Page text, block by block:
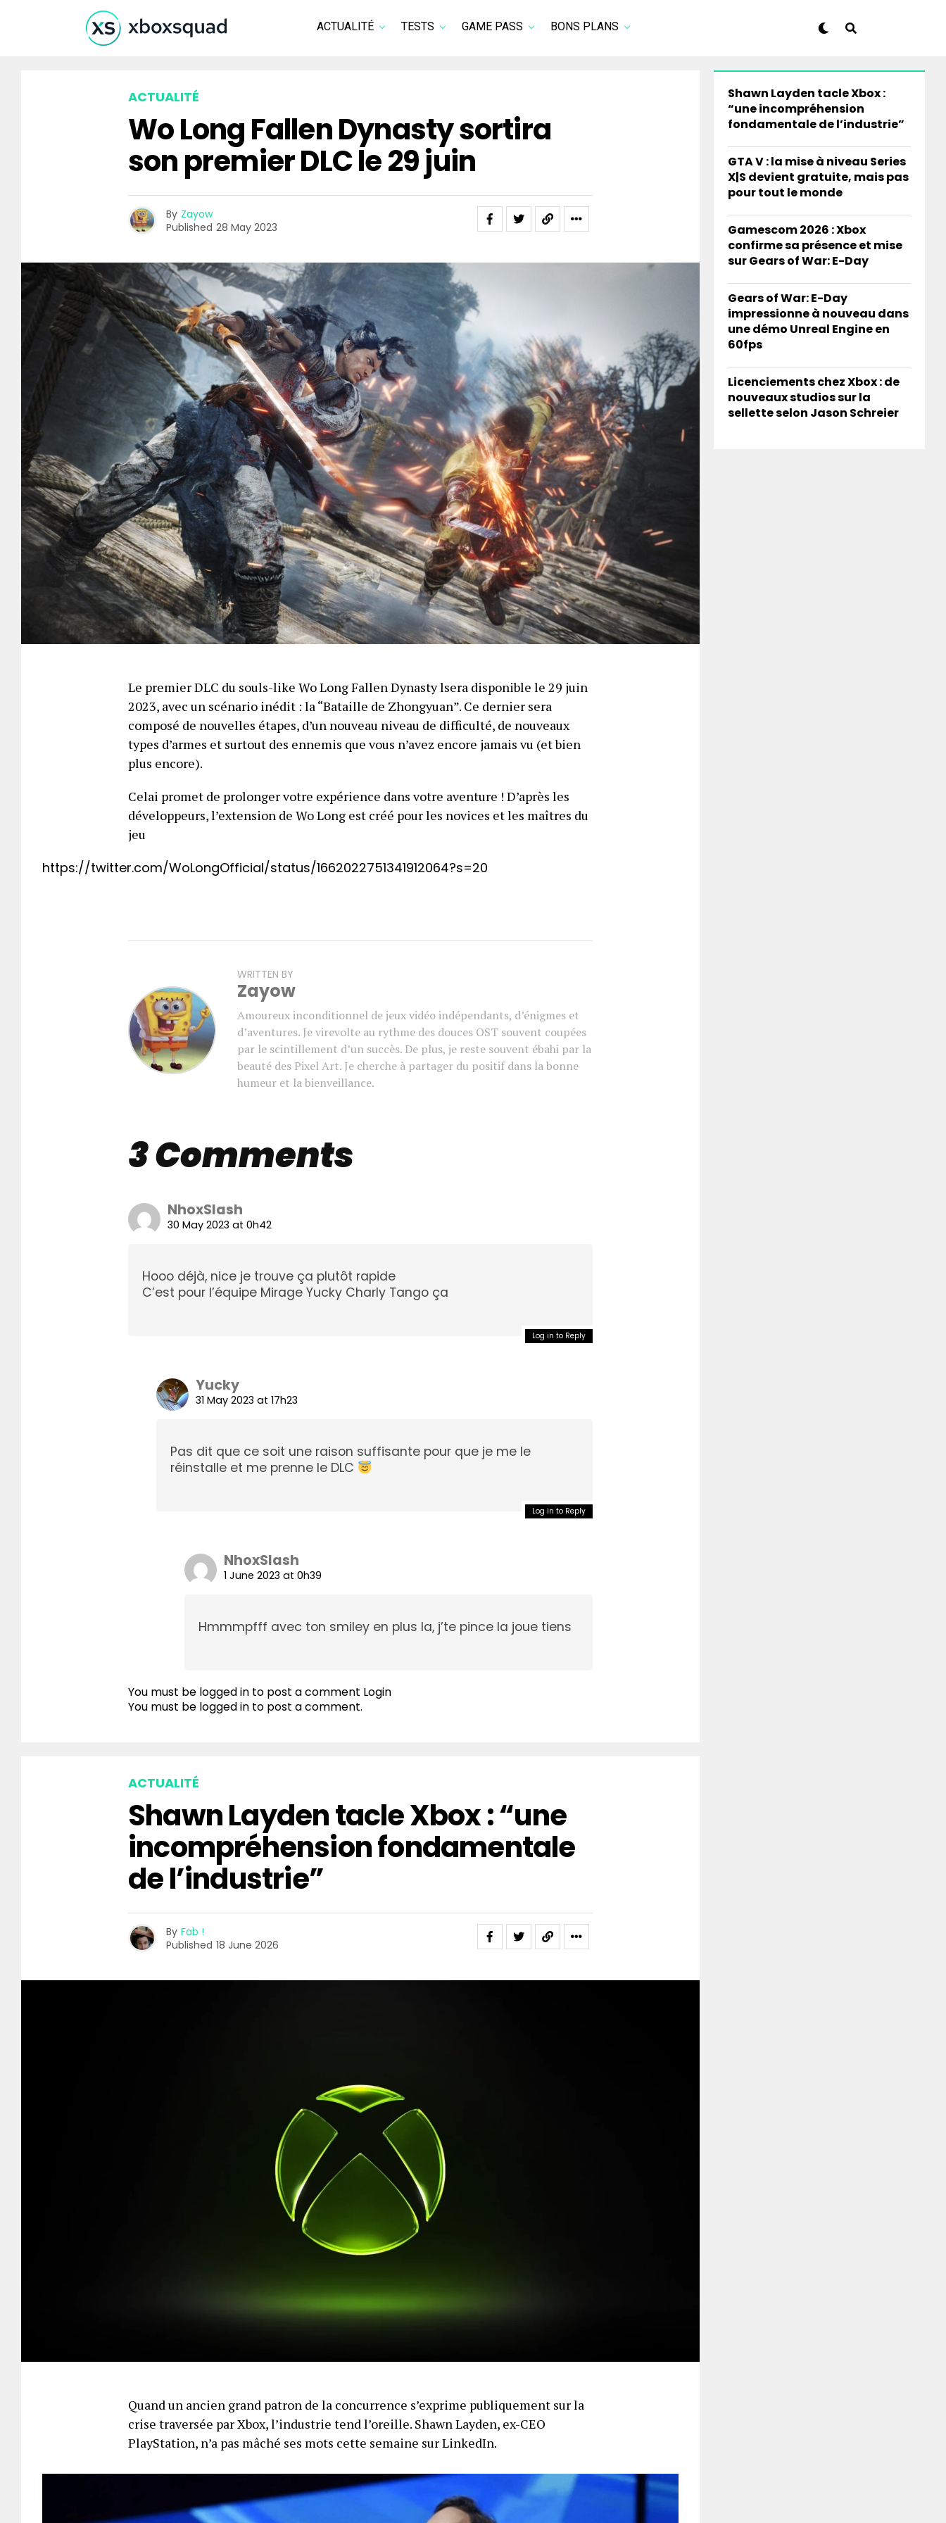
ACTUALITÉ TESTS GAME PASS BONS PLANS
ACTUALITÉ
Wo Long Fallen Dynasty sortira
son premier DLC le 29 juin
By Zayow
Published 28 May 2023
Le premier DLC du souls-like Wo Long Fallen Dynasty lsera disponible le 29 juin
2023, avec un scénario inédit : la “Bataille de Zhongyuan”. Ce dernier sera
composé de nouvelles étapes, d’un nouveau niveau de difficulté, de nouveaux
types d’armes et surtout des ennemis que vous n’avez encore jamais vu (et bien
plus encore).
Celai promet de prolonger votre expérience dans votre aventure ! D’après les
développeurs, l’extension de Wo Long est créé pour les novices et les maîtres du
jeu
https://twitter.com/WoLongOfficial/status/1662022751341912064?s=20
WRITTEN BY
Zayow
Amoureux inconditionnel de jeux vidéo indépendants, d’énigmes et
d’aventures. Je virevolte au rythme des douces OST souvent coupées
par le scintillement d’un succès. De plus, je reste souvent ébahi par la
beauté des Pixel Art. Je cherche à partager du positif dans la bonne
humeur et la bienveillance.
3 Comments
NhoxSlash
30 May 2023 at 0h42
Hooo déjà, nice je trouve ça plutôt rapide
C’est pour l’équipe Mirage Yucky Charly Tango ça
Log in to Reply
Yucky
31 May 2023 at 17h23
Pas dit que ce soit une raison suffisante pour que je me le
réinstalle et me prenne le DLC
Log in to Reply
NhoxSlash
1 June 2023 at 0h39
Hmmmpfff avec ton smiley en plus la, j’te pince la joue tiens
You must be logged in to post a comment Login
You must be logged in to post a comment.
ACTUALITÉ
Shawn Layden tacle Xbox : “une
incompréhension fondamentale
de l’industrie”
By Fab !
Published 18 June 2026
Quand un ancien grand patron de la concurrence s’exprime publiquement sur la
crise traversée par Xbox, l’industrie tend l’oreille. Shawn Layden, ex-CEO
PlayStation, n’a pas mâché ses mots cette semaine sur LinkedIn.
Shawn Layden tacle Xbox :
“une incompréhension
fondamentale de l’industrie”
GTA V : la mise à niveau Series
X|S devient gratuite, mais pas
pour tout le monde
Gamescom 2026 : Xbox
confirme sa présence et mise
sur Gears of War: E-Day
Gears of War: E-Day
impressionne à nouveau dans
une démo Unreal Engine en
60fps
Licenciements chez Xbox : de
nouveaux studios sur la
sellette selon Jason Schreier